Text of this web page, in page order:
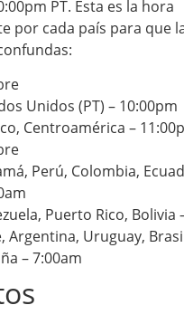
PT. Esta es la hora
por cada país para que
Unidos (PT) – 10:00pm
Centroamérica –
Perú, Colombia,
Puerto Rico, Bolivia
Argentina, Uruguay,
– 7:00am